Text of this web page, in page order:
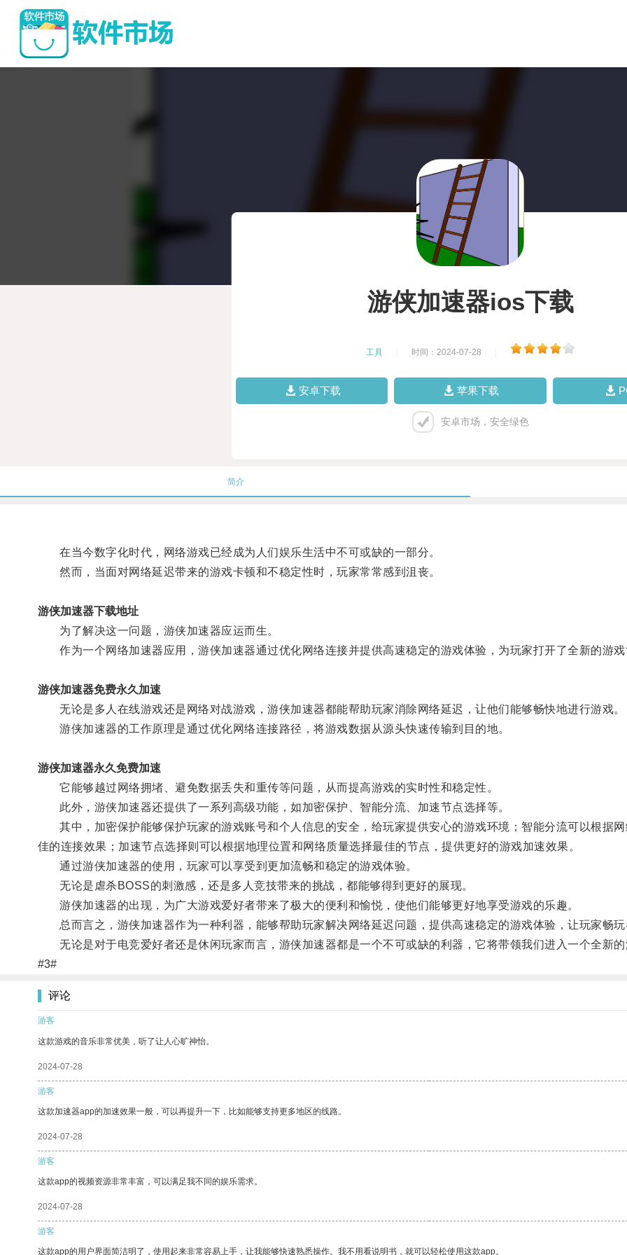
游侠加速器ios下载
工具 时间：2024-07-28
安卓下载 苹果下载
安卓市场，安全绿色
简介
在当今数字化时代，网络游戏已经成为人们娱乐生活中不可或缺的一部分。
然而，当面对网络延迟带来的游戏卡顿和不稳定性时，玩家常常感到沮丧。
游侠加速器下载地址
为了解决这一问题，游侠加速器应运而生。
作为一个网络加速器应用，游侠加速器通过优化网络连接并提供高速稳定的游戏体验，为玩家打开了全新的游戏
游侠加速器免费永久加速
无论是多人在线游戏还是网络对战游戏，游侠加速器都能帮助玩家消除网络延迟，让他们能够畅快地进行游戏。
游侠加速器的工作原理是通过优化网络连接路径，将游戏数据从源头快速传输到目的地。
游侠加速器永久免费加速
它能够越过网络拥堵、避免数据丢失和重传等问题，从而提高游戏的实时性和稳定性。
此外，游侠加速器还提供了一系列高级功能，如加密保护、智能分流、加速节点选择等。
其中，加密保护能够保护玩家的游戏账号和个人信息的安全，给玩家提供安心的游戏环境；智能分流可以根据
佳的连接效果；加速节点选择则可以根据地理位置和网络质量选择最佳的节点，提供更好的游戏加速效果。
通过游侠加速器的使用，玩家可以享受到更加流畅和稳定的游戏体验。
无论是虐杀BOSS的刺激感，还是多人竞技带来的挑战，都能够得到更好的展现。
游侠加速器的出现，为广大游戏爱好者带来了极大的便利和愉悦，使他们能够更好地享受游戏的乐趣。
总而言之，游侠加速器作为一种利器，能够帮助玩家解决网络延迟问题，提供高速稳定的游戏体验，让玩家畅玩
无论是对于电竞爱好者还是休闲玩家而言，游侠加速器都是一个不可或缺的利器，它将带领我们进入一个全新的
#3#
评论
游客
这款游戏的音乐非常优美，听了让人心旷神怡。
2024-07-28
游客
这款加速器app的加速效果一般，可以再提升一下，比如能够支持更多地区的线路。
2024-07-28
游客
这款app的视频资源非常丰富，可以满足我不同的娱乐需求。
2024-07-28
游客
这款app的用户界面简洁明了，使用起来非常容易上手，让我能够快速熟悉操作。我不用看说明书，就可以轻松使用这款app。